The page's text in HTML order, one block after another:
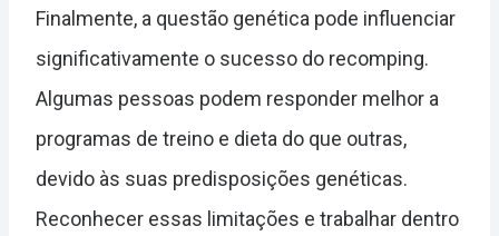
Finalmente, a questão genética pode influenciar
significativamente o sucesso do recomping.
Algumas pessoas podem responder melhor a
programas de treino e dieta do que outras,
devido às suas predisposições genéticas.
Reconhecer essas limitações e trabalhar dentro